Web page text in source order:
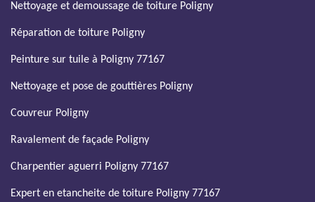
Nettoyage et demoussage de toiture Poligny
Réparation de toiture Poligny
Peinture sur tuile à Poligny 77167
Nettoyage et pose de gouttières Poligny
Couvreur Poligny
Ravalement de façade Poligny
Charpentier aguerri Poligny 77167
Expert en etancheite de toiture Poligny 77167